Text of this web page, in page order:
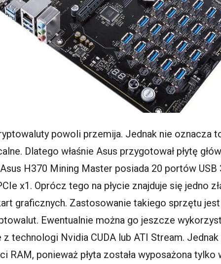
powoli przemija. Jednak nie oznacza
Dlatego właśnie Asus przygotował płytę
H370 Mining Master posiada 20 portów USB
x1. Oprócz tego na płycie znajduje się jedno
graficznych. Zastosowanie takiego sprzętu
Ewentualnie można go jeszcze
technologi Nvidia CUDA lub ATI Stream.
RAM, ponieważ płyta została wyposażona